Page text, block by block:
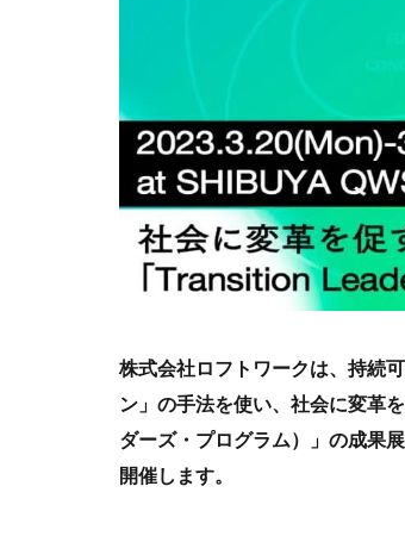
株式会社ロフトワークは、持続
ン」の手法を使い、社会に変革
ダーズ・プログラム）」の成果
開催します。